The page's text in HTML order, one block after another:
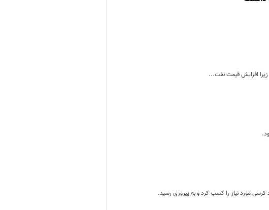
افزایش قیمت نفت...
مورد نیاز را کسب کرد و به پیروزی رسید.